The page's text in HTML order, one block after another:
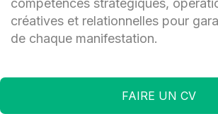
créatives et relationnelles pour
de chaque manifestation.
FAIRE UN CV